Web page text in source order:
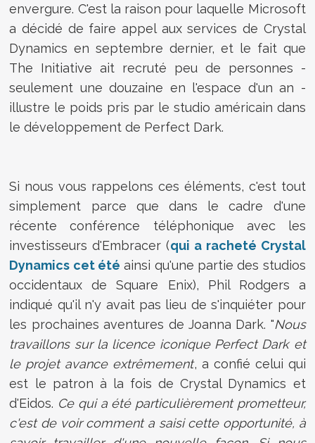
envergure. C'est la raison pour laquelle Microsoft
a décidé de faire appel aux services de Crystal
Dynamics en septembre dernier, et le fait que
The Initiative ait recruté peu de personnes -
seulement une douzaine en l'espace d'un an -
illustre le poids pris par le studio américain dans
le développement de Perfect Dark.
Si nous vous rappelons ces éléments, c'est tout
simplement parce que dans le cadre d'une
récente conférence téléphonique avec les
investisseurs d'Embracer (qui a racheté Crystal
Dynamics cet été ainsi qu'une partie des studios
occidentaux de Square Enix), Phil Rodgers a
indiqué qu'il n'y avait pas lieu de s'inquiéter pour
les prochaines aventures de Joanna Dark. "Nous
travaillons sur la licence iconique Perfect Dark et
le projet avance extrêmement, a confié celui qui
est le patron à la fois de Crystal Dynamics et
d'Eidos. Ce qui a été particulièrement prometteur,
c'est de voir comment a saisi cette opportunité, à